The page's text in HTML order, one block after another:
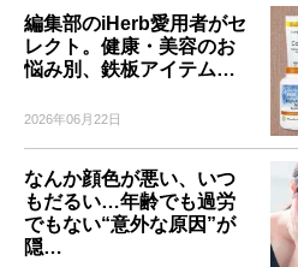
編集部のiHerb愛用者がセ
レクト。健康・美容のお
悩み別、鉄板アイテム…
2026年06月22日
なんか顔色が悪い、いつ
もだるい…年齢でも過労
でもない“意外な原因”が
隠…